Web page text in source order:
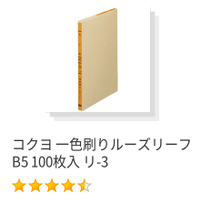
コクヨ 一色刷りルーズリーフ
B5 100枚入 リ-3